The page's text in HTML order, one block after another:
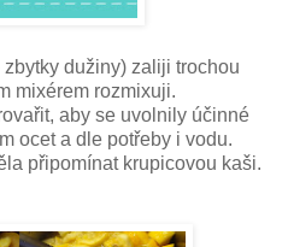
dužiny) zaliji trochou
mixérem rozmixuji.
aby se uvolnily účinné
ocet a dle potřeby i vodu.
připomínat krupicovou kaši.